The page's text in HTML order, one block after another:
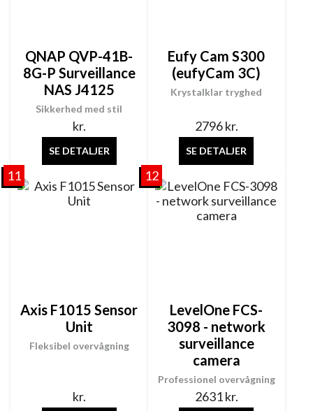
Sikkerhed med stil
QNAP QVP-41B-
8G-P Surveillance
NAS J4125
kr.
SE DETALJER
Krystalklar tryghed
Eufy Cam S300
(eufyCam 3C)
2796kr.
SE DETALJER
11
Fleksibel overvågning
Axis F1015 Sensor
Unit
kr.
12
Professionel overvågning
LevelOne FCS-
3098 - network
surveillance
camera
2631kr.